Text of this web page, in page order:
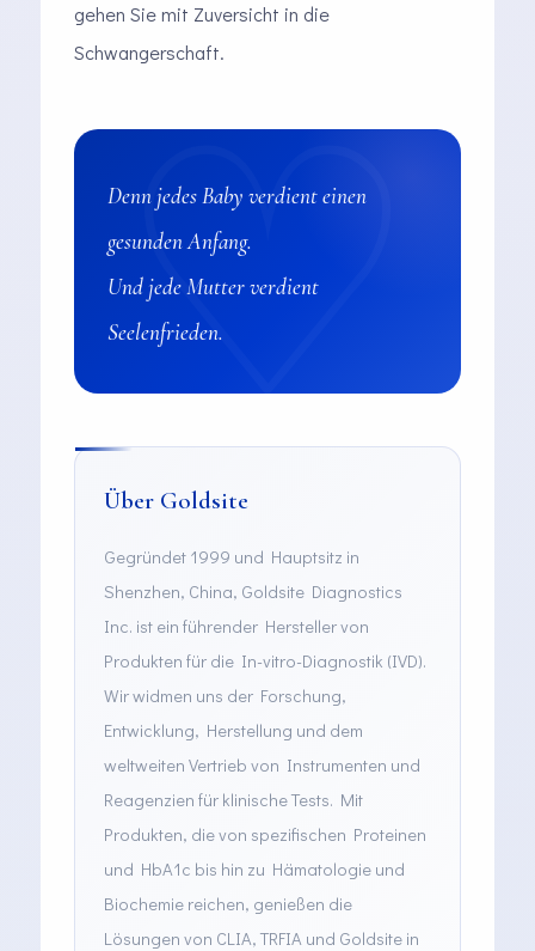
gehen Sie mit Zuversicht in die
Schwangerschaft.
Denn jedes Baby verdient einen
gesunden Anfang.
Und jede Mutter verdient
Seelenfrieden.
Über Goldsite
Gegründet 1999 und Hauptsitz in
Shenzhen, China, Goldsite Diagnostics
Inc. ist ein führender Hersteller von
Produkten für die In-vitro-Diagnostik (IVD).
Wir widmen uns der Forschung,
Entwicklung, Herstellung und dem
weltweiten Vertrieb von Instrumenten und
Reagenzien für klinische Tests. Mit
Produkten, die von spezifischen Proteinen
und HbA1c bis hin zu Hämatologie und
Biochemie reichen, genießen die
Lösungen von CLIA, TRFIA und Goldsite in